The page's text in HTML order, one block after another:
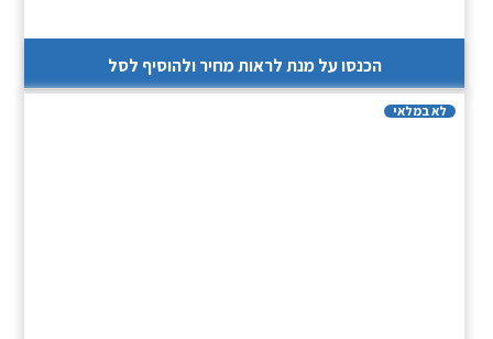
הכנסו על מנת לראות מחיר ולהוסיף לסל
לא במלאי